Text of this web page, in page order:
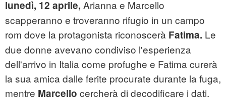
lunedì, 12 aprile, Arianna e Marcello
scapperanno e troveranno rifugio in un campo
rom dove la protagonista riconoscerà Fatima. Le
due donne avevano condiviso l'esperienza
dell'arrivo in Italia come profughe e Fatima curerà
la sua amica dalle ferite procurate durante la fuga,
mentre Marcello cercherà di decodificare i dati.